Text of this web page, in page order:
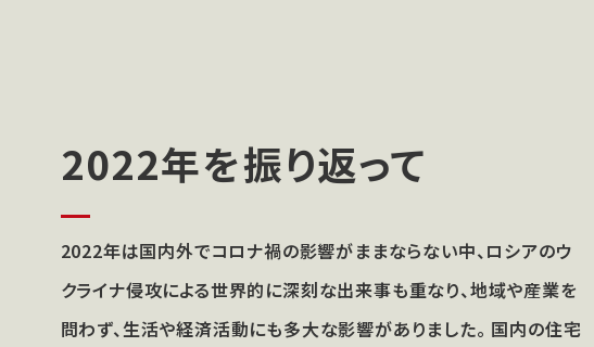
2022年を振り返って
2022年は国内外でコロナ禍の影響がままならない中、ロシアのウ
クライナ侵攻による世界的に深刻な出来事も重なり、地域や産業を
問わず、生活や経済活動にも多大な影響がありました。 国内の住宅